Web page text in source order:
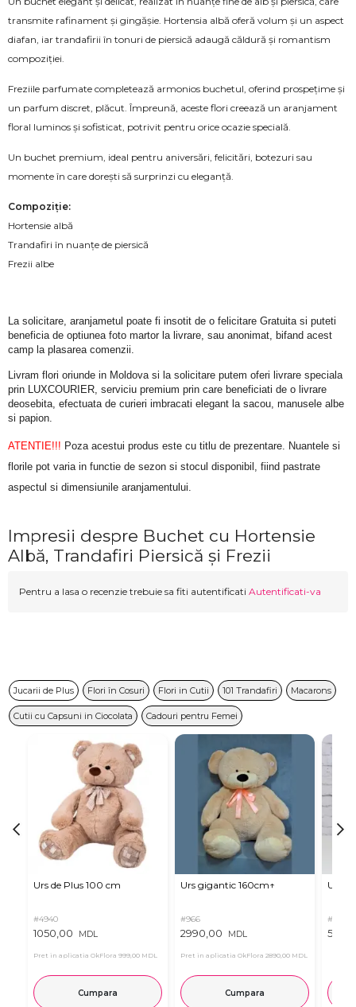
transmite rafinament și gingășie. Hortensia albă oferă volum și un aspect
diafan, iar trandafirii în tonuri de piersică adaugă căldură și romantism
compoziției.
Freziile parfumate completează armonios buchetul, oferind prospețime și
un parfum discret, plăcut. Împreună, aceste flori creează un aranjament
floral luminos și sofisticat, potrivit pentru orice ocazie specială.
Un buchet premium, ideal pentru aniversări, felicitări, botezuri sau
momente în care dorești să surprinzi cu eleganță.
Compoziție:
Hortensie albă
Trandafiri în nuanțe de piersică
Frezii albe
La solicitare, aranjametul poate fi insotit de o felicitare Gratuita si puteti
beneficia de optiunea foto martor la livrare, sau anonimat, bifand acest
camp la plasarea comenzii.
Livram flori oriunde in Moldova si la solicitare putem oferi livrare speciala
prin LUXCOURIER, serviciu premium prin care beneficiati de o livrare
deosebita, efectuata de curieri imbracati elegant la sacou, manusele albe
si papion.
ATENTIE!!! Poza acestui produs este cu titlu de prezentare. Nuantele si
florile pot varia in functie de sezon si stocul disponibil, fiind pastrate
aspectul si dimensiunile aranjamentului.
Impresii despre Buchet cu Hortensie
Albă, Trandafiri Piersică și Frezii
Pentru a lasa o recenzie trebuie sa fiti autentificati Autentificati-va
Jucarii de Plus Flori în Cosuri Flori in Cutii 101 Trandafiri Macarons
Cutii cu Capsuni in Ciocolata Cadouri pentru Femei
Urs de Plus 100 cm
#4940
1050,00 MDL
Pret in aplicatia OkFlora 999,00 MDL
Cumpara
Urs gigantic 160cm↑
#966
2990,00 MDL
Pret in aplicatia OkFlora 2890,00 MDL
Cumpara
Urs
#11